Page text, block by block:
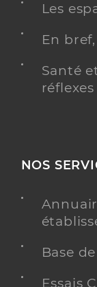
Les
En
Santé
NOS
Base
Essais